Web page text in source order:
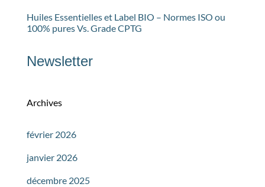
Huiles Essentielles et Label BIO – Normes ISO ou
100% pures Vs. Grade CPTG
Newsletter
Archives
février 2026
janvier 2026
décembre 2025